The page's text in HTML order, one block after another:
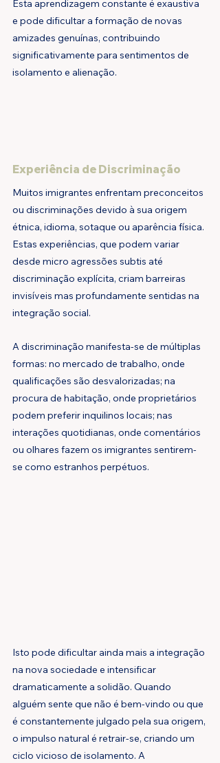
Esta aprendizagem constante é exaustiva
e pode dificultar a formação de novas
amizades genuínas, contribuindo
significativamente para sentimentos de
isolamento e alienação.
Experiência de Discriminação
Muitos imigrantes enfrentam preconceitos
ou discriminações devido à sua origem
étnica, idioma, sotaque ou aparência física.
Estas experiências, que podem variar
desde micro agressões subtis até
discriminação explícita, criam barreiras
invisíveis mas profundamente sentidas na
integração social.
A discriminação manifesta-se de múltiplas
formas: no mercado de trabalho, onde
qualificações são desvalorizadas; na
procura de habitação, onde proprietários
podem preferir inquilinos locais; nas
interações quotidianas, onde comentários
ou olhares fazem os imigrantes sentirem-
se como estranhos perpétuos.
Isto pode dificultar ainda mais a integração
na nova sociedade e intensificar
dramaticamente a solidão. Quando
alguém sente que não é bem-vindo ou que
é constantemente julgado pela sua origem,
o impulso natural é retrair-se, criando um
ciclo vicioso de isolamento. A